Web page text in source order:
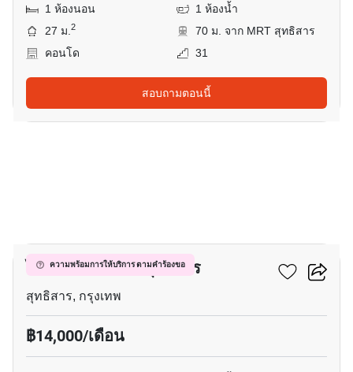
1 ห้องนอน
1 ห้องน้ำ
27 ม.2
70 ม. จาก MRT สุทธิสาร
คอนโด
31
สอบถามตอนนี้
ความพร้อมการให้บริการ ตามคำร้องขอ
ไลฟ์ แอท รัชดา - สุทธิสาร
สุทธิสาร, กรุงเทพ
฿14,000/เดือน